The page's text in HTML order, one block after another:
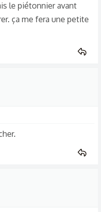
le piétonnier avant
ça me fera une petite